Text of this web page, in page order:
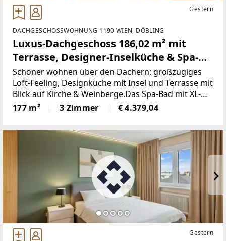
Gestern
DACHGESCHOSSWOHNUNG 1190 WIEN, DÖBLING
Luxus-Dachgeschoss 186,02 m² mit
Terrasse, Designer-Inselküche & Spa-
Bad – Weinbergblick + Poolnutzung -
Voll möbliert
Schöner wohnen über den Dächern: großzügiges
Loft-Feeling, Designküche mit Insel und Terrasse mit
Blick auf Kirche & Weinberge.Das Spa-Bad mit XL-
Regendusche, Sitzbank und Doppelwaschbecken
sowie sorgen für höchsten Komfort. Die Wohnung
177 m² 3 Zimmer € 4.379,04
Gestern